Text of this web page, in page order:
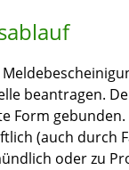
beantragen.
Form gebunden.
(auch durch
oder zu